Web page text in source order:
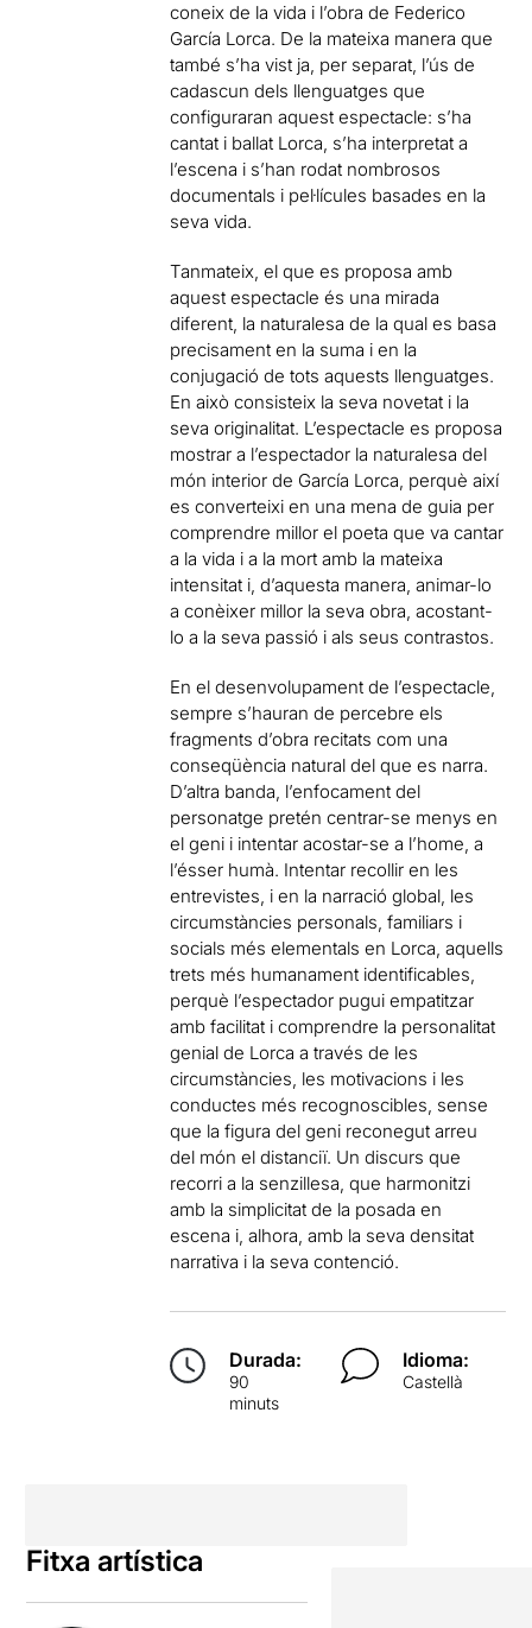
coneix de la vida i l’obra de Federico
García Lorca. De la mateixa manera que
també s’ha vist ja, per separat, l’ús de
cadascun dels llenguatges que
configuraran aquest espectacle: s’ha
cantat i ballat Lorca, s’ha interpretat a
l’escena i s’han rodat nombrosos
documentals i pel·lícules basades en la
seva vida.
Tanmateix, el que es proposa amb
aquest espectacle és una mirada
diferent, la naturalesa de la qual es basa
precisament en la suma i en la
conjugació de tots aquests llenguatges.
En això consisteix la seva novetat i la
seva originalitat. L’espectacle es proposa
mostrar a l’espectador la naturalesa del
món interior de García Lorca, perquè així
es converteixi en una mena de guia per
comprendre millor el poeta que va cantar
a la vida i a la mort amb la mateixa
intensitat i, d’aquesta manera, animar-lo
a conèixer millor la seva obra, acostant-
lo a la seva passió i als seus contrastos.
En el desenvolupament de l’espectacle,
sempre s’hauran de percebre els
fragments d’obra recitats com una
conseqüència natural del que es narra.
D’altra banda, l’enfocament del
personatge pretén centrar-se menys en
el geni i intentar acostar-se a l’home, a
l’ésser humà. Intentar recollir en les
entrevistes, i en la narració global, les
circumstàncies personals, familiars i
socials més elementals en Lorca, aquells
trets més humanament identificables,
perquè l’espectador pugui empatitzar
amb facilitat i comprendre la personalitat
genial de Lorca a través de les
circumstàncies, les motivacions i les
conductes més recognoscibles, sense
que la figura del geni reconegut arreu
del món el distanciï. Un discurs que
recorri a la senzillesa, que harmonitzi
amb la simplicitat de la posada en
escena i, alhora, amb la seva densitat
narrativa i la seva contenció.
Durada:
90
minuts
Idioma:
Castellà
Fitxa artística